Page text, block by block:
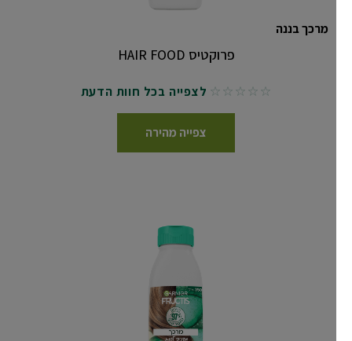
מרכך בננה
פרוקטיס HAIR FOOD
No reviews לצפייה בכל חוות הדעת
צפייה מהירה